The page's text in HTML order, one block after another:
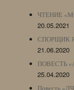
ЧТЕНИЕ
20.05.2021
СПОРЩИК
21.06.2020
ПОВЕСТЬ
25.04.2020
Повесть